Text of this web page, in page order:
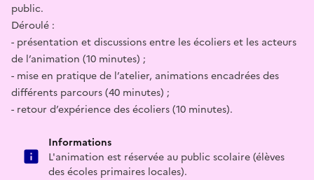
public.
Déroulé :
- présentation et discussions entre les écoliers et les acteurs
de l’animation (10 minutes) ;
- mise en pratique de l’atelier, animations encadrées des
différents parcours (40 minutes) ;
- retour d’expérience des écoliers (10 minutes).
Informations
L'animation est réservée au public scolaire (élèves
des écoles primaires locales).